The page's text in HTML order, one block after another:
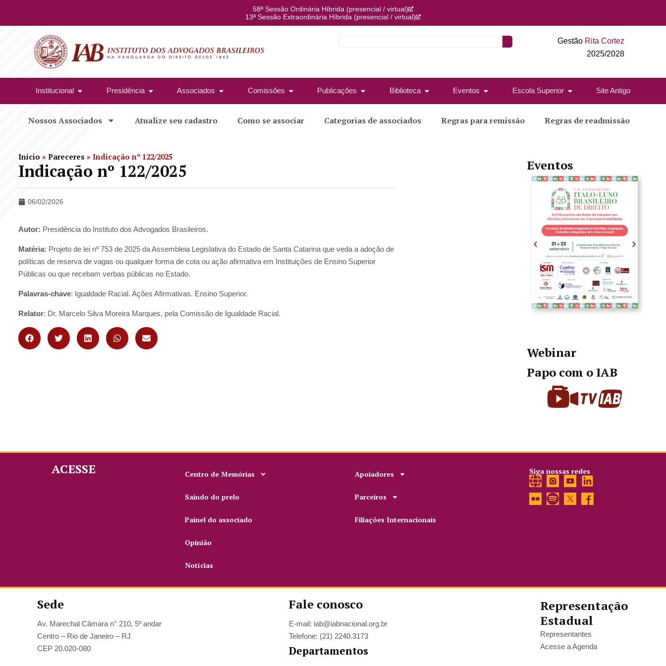
58ª Sessão Ordinária Híbrida (presencial / virtual)
13ª Sessão Extraordinária Híbrida (presencial / virtual)
Gestão Rita Cortez
2025/2028
Institucional Presidência Associados Comissões Publicações Biblioteca Eventos Escola Superior Site Antigo
Nossos Associados Atualize seu cadastro Como se associar Categorias de associados Regras para remissão Regras de readmissão
Início » Pareceres » Indicação nº 122/2025
Indicação nº 122/2025
06/02/2026
Autor: Presidência do Instituto dos Advogados Brasileiros.
Matéria: Projeto de lei nº 753 de 2025 da Assembleia Legislativa do Estado de Santa Catarina que veda a adoção de
políticas de reserva de vagas ou qualquer forma de cota ou ação afirmativa em Instituições de Ensino Superior
Públicas ou que recebam verbas públicas no Estado.
Palavras-chave: Igualdade Racial. Ações Afirmativas. Ensino Superior.
Relator: Dr. Marcelo Silva Moreira Marques, pela Comissão de Igualdade Racial.
Eventos
Webinar
Papo com o IAB
ACESSE Centro de Memórias
Saindo do prelo
Painel do associado
Opinião
Notícias
Apoiadores
Parceiros
Filiações Internacionais
Siga nossas redes
Sede
Av. Marechal Câmara n° 210, 5º andar
Centro – Rio de Janeiro – RJ
CEP 20.020-080
Fale conosco
E-mail: iab@iabnacional.org.br
Telefone: (21) 2240.3173
Departamentos
Representação
Estadual
Representantes
Acesse a Agenda